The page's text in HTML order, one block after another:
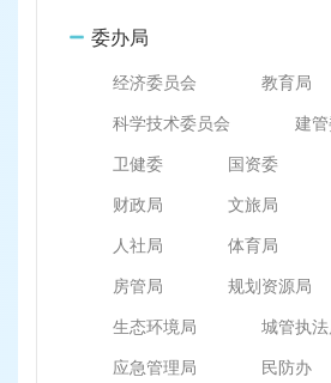
委办局
经济委员会 教育局
科学技术委员会 建
卫健委 国资委
财政局 文旅局
人社局 体育局
房管局 规划资源局
生态环境局 城管执法
应急管理局 民防办